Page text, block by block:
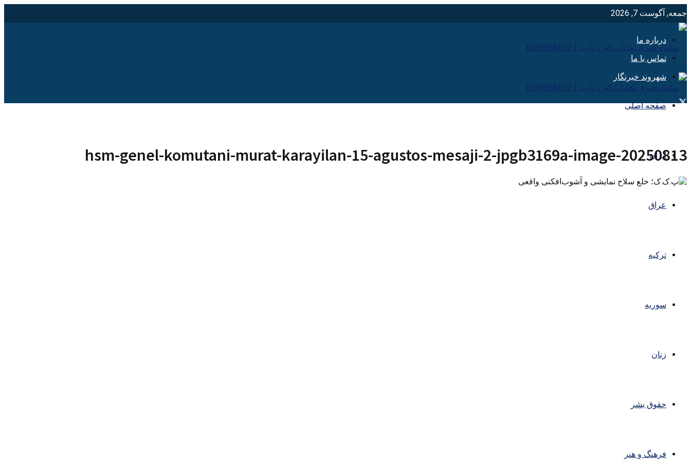
جمعه, آگوست 7, 2026
درباره ما
تماس با ما
شهروند خبرنگار
صفحه اصلی
ایران
عراق
ترکیه
سوریه
زنان
حقوق بشر
فرهنگ و هنر
20250813-hsm-genel-komutani-murat-karayilan-15-agustos-mesaji-2-jpgb3169a-image